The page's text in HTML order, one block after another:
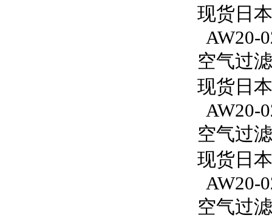
现货日
AW20-
空气过
现货日
AW20-
空气过
现货日
AW20-
空气过